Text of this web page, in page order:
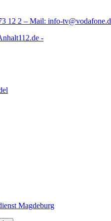
12 2 – Mail: info-
-
Magdeburg